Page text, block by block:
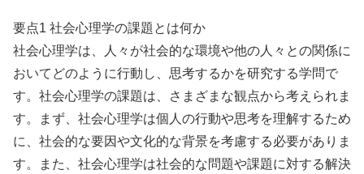
要点1 社会心理学の課題とは何か
社会心理学は、人々が社会的な環境や他の人々との関係に
おいてどのように行動し、思考するかを研究する学問で
す。社会心理学の課題は、さまざまな観点から考えられま
す。まず、社会心理学は個人の行動や思考を理解するため
に、社会的な要因や文化的な背景を考慮する必要がありま
す。また、社会心理学は社会的な問題や課題に対する解決